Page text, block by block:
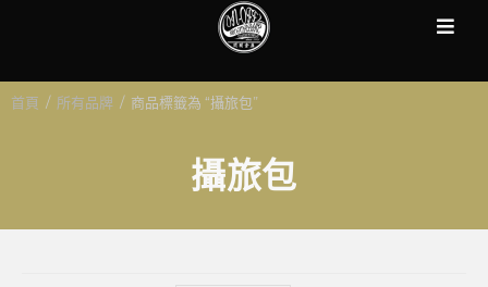
首頁 / 所有品牌 / 商品標籤為 “攝旅包”
攝旅包